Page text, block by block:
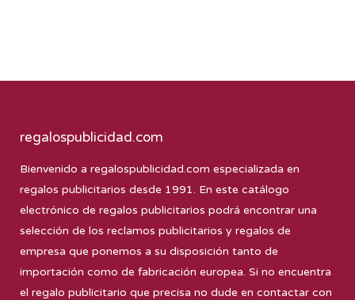
regalospublicidad.com
Bienvenido a regalospublicidad.com especializada en
regalos publicitarios desde 1991. En este catálogo
electrónico de regalos publicitarios podrá encontrar una
selección de los reclamos publicitarios y regalos de
empresa que ponemos a su disposición tanto de
importación como de fabricación europea. Si no encuentra
el regalo publicitario que precisa no dude en contactar con